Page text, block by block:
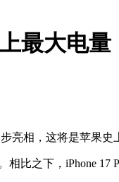
最大电量
相，这将是苹果史
之下，iPhone 17